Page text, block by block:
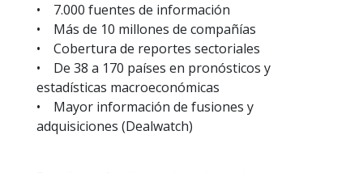
• 7.000 fuentes de información
• Más de 10 millones de compañías
• Cobertura de reportes sectoriales
• De 38 a 170 países en pronósticos y
estadísticas macroeconómicas
• Mayor información de fusiones y
adquisiciones (Dealwatch)